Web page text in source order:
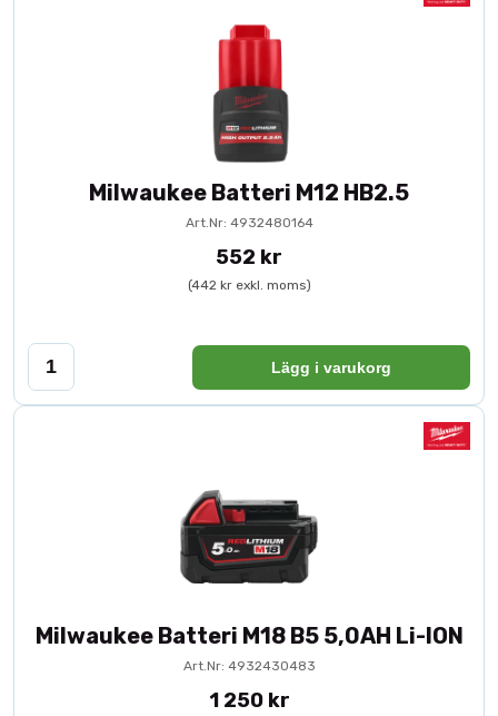
Milwaukee Batteri M12 HB2.5
Art.Nr: 4932480164
552 kr
(442 kr exkl. moms)
Lägg i varukorg
Milwaukee Batteri M18 B5 5,0AH Li-ION
Art.Nr: 4932430483
1 250 kr